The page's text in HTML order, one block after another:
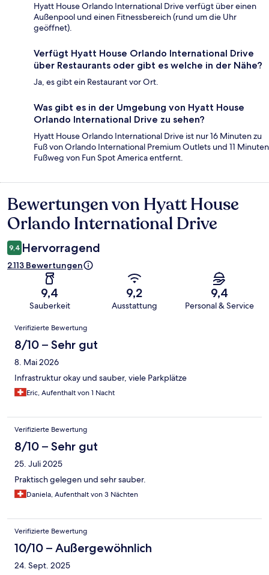
Hyatt House Orlando International Drive verfügt über einen
Außenpool und einen Fitnessbereich (rund um die Uhr
geöffnet).
Verfügt Hyatt House Orlando International Drive
über Restaurants oder gibt es welche in der Nähe?
Ja, es gibt ein Restaurant vor Ort.
Was gibt es in der Umgebung von Hyatt House
Orlando International Drive zu sehen?
Hyatt House Orlando International Drive ist nur 16 Minuten zu
Fuß von Orlando International Premium Outlets und 11 Minuten
Fußweg von Fun Spot America entfernt.
Bewertungen
Bewertungen von Hyatt House
Orlando International Drive
9,4 Hervorragend
2.113 Bewertungen
9,4
Sauberkeit
9,2
Ausstattung
9,4
Personal & Service
Bewertungen
Verifizierte Bewertung
8/10 – Sehr gut
8. Mai 2026
Infrastruktur okay und sauber, viele Parkplätze
Eric, Aufenthalt von 1 Nacht
Verifizierte Bewertung
8/10 – Sehr gut
25. Juli 2025
Praktisch gelegen und sehr sauber.
Daniela, Aufenthalt von 3 Nächten
Verifizierte Bewertung
10/10 – Außergewöhnlich
24. Sept. 2025